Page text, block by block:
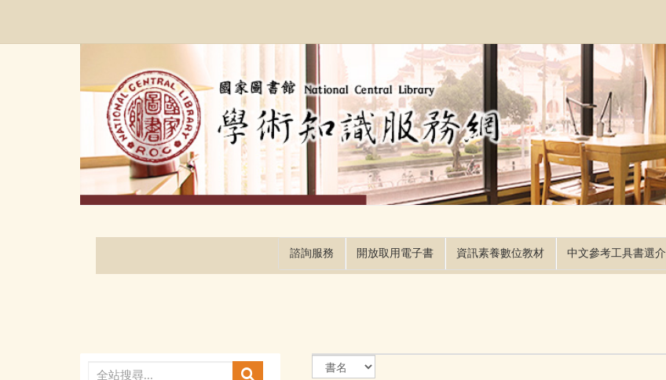
諮詢服務 開放取用電子書 資訊素養數位教材 中文參考工具書選介